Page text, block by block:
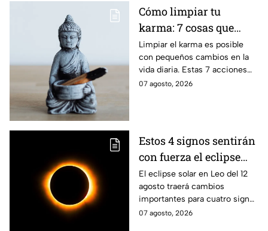
barrera cutánea, prevenir la
obstrucción de los poros y
prevenir la aparición de
arrugas tempranas.
Cómo limpiar tu
karma: 7 cosas que
debes hacer desde
ahora
Limpiar el karma es posible
con pequeños cambios en la
vida diaria. Estas 7 acciones
pueden ayudarte a soltar lo
07 agosto, 2026
Estos 4 signos sentirán
con fuerza el eclipse
solar del 12 de agosto
El eclipse solar en Leo del 12
agosto traerá cambios
importantes para cuatro signos
del zodiaco, que podrían
07 agosto, 2026